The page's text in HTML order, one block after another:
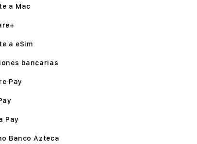
a Mac
a eSim
bancarias
Pay
Pay
Banco Azteca